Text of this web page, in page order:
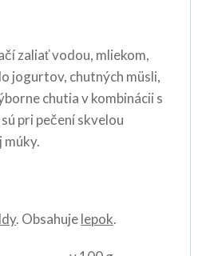
zaliať vodou, mliekom,
jogurtov, chutných müsli,
chutia v kombinácii s
pri pečení skvelou
múky.
. Obsahujelepok.